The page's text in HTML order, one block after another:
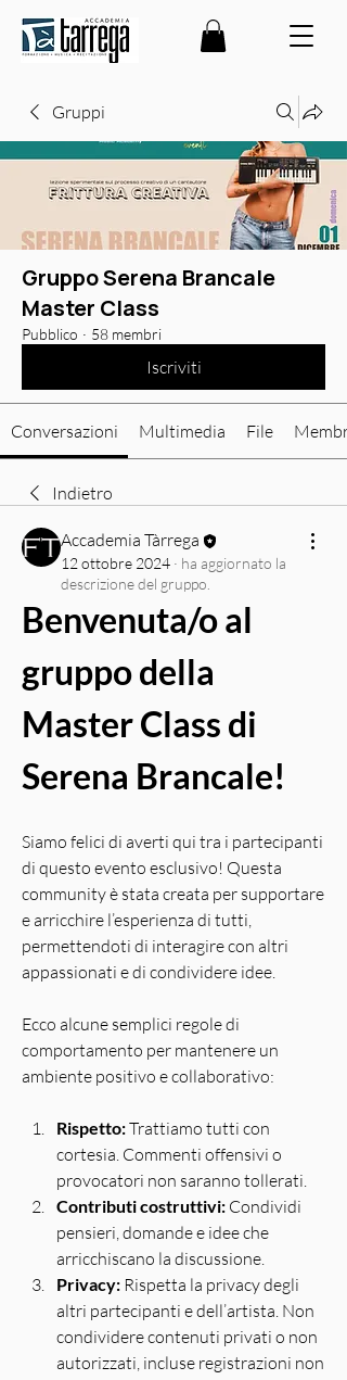
Gruppi
Gruppo Serena Brancale
Master Class
Pubblico · 58 membri
Iscriviti
Conversazioni Multimedia File Membri
Indietro
Accademia Tàrrega
12 ottobre 2024 · ha aggiornato la
descrizione del gruppo.
Benvenuta/o al
gruppo della
Master Class di
Serena Brancale!
Siamo felici di averti qui tra i partecipanti
di questo evento esclusivo! Questa
community è stata creata per supportare
e arricchire l’esperienza di tutti,
permettendoti di interagire con altri
appassionati e di condividere idee.
Ecco alcune semplici regole di
comportamento per mantenere un
ambiente positivo e collaborativo:
Rispetto: Trattiamo tutti con
cortesia. Commenti offensivi o
provocatori non saranno tollerati.
Contributi costruttivi: Condividi
pensieri, domande e idee che
arricchiscano la discussione.
Privacy: Rispetta la privacy degli
altri partecipanti e dell’artista. Non
condividere contenuti privati o non
autorizzati, incluse registrazioni non